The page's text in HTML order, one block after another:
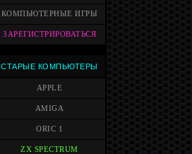
КОМПЬЮТЕРНЫЕ ИГРЫ
ЗАРЕГИСТРИРОВАТЬСЯ
СТАРЫЕ КОМПЬЮТЕРЫ
APPLE
AMIGA
ORIC 1
ZX SPECTRUM